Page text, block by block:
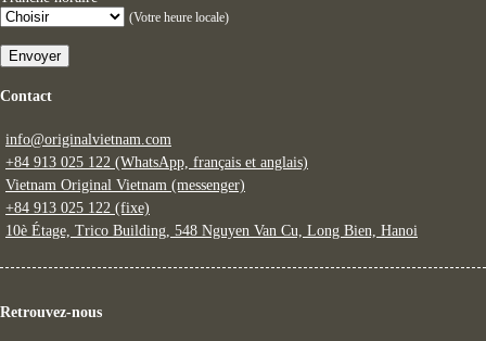
(Votre heure locale)
Envoyer
Contact
info@originalvietnam.com
+84 913 025 122 (WhatsApp, français et anglais)
Vietnam Original Vietnam (messenger)
+84 913 025 122 (fixe)
10è Étage, Trico Building, 548 Nguyen Van Cu, Long Bien, Hanoi
Retrouvez-nous